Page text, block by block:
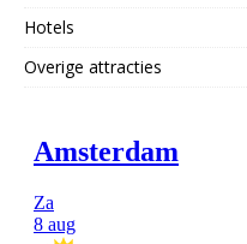
Hotels
Overige attracties